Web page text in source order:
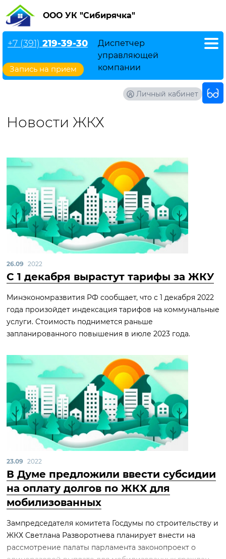
ООО УК "Сибирячка"
Запись на прием
+7 (391) 219-39-30
Диспетчер
управляющей
компании
Личный кабинет
Новости ЖКХ
26.09 2022
С 1 декабря вырастут тарифы за ЖКУ
Минэкономразвития РФ сообщает, что с 1 декабря 2022
года произойдет индексация тарифов на коммунальные
услуги. Стоимость поднимется раньше
запланированного повышения в июле 2023 года.
23.09 2022
В Думе предложили ввести субсидии
на оплату долгов по ЖКХ для
мобилизованных
Зампредседателя комитета Госдумы по строительству и
ЖКХ Светлана Разворотнева планирует внести на
рассмотрение палаты парламента законопроект о